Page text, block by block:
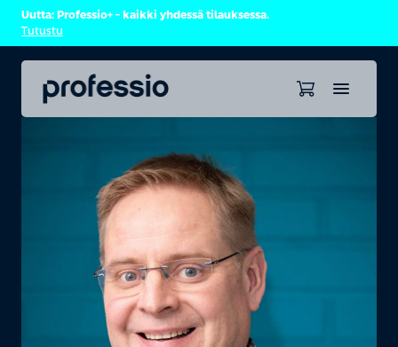
Uutta: Professio+ – kaikki yhdessä tilauksessa.
Tutustu